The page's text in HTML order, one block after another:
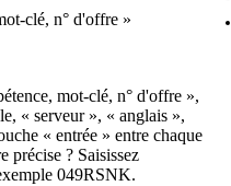
clé, n° d'offre »
mot-clé, n° d'offre »,
« serveur », « anglais »,
« entrée » entre chaque
précise ? Saisissez
049RSNK.